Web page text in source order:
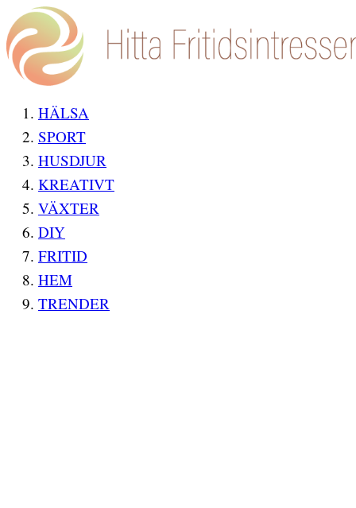
HÄLSA
SPORT
HUSDJUR
KREATIVT
VÄXTER
DIY
FRITID
HEM
TRENDER